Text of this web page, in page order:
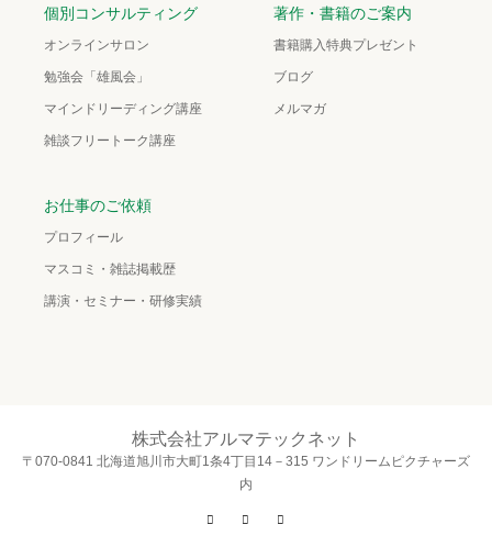
個別コンサルティング
オンラインサロン
勉強会「雄風会」
マインドリーディング講座
雑談フリートーク講座
著作・書籍のご案内
書籍購入特典プレゼント
ブログ
メルマガ
お仕事のご依頼
プロフィール
マスコミ・雑誌掲載歴
講演・セミナー・研修実績
株式会社アルマテックネット
〒070-0841 北海道旭川市大町1条4丁目14－315 ワンドリームピクチャーズ
内
Twitter
Facebook